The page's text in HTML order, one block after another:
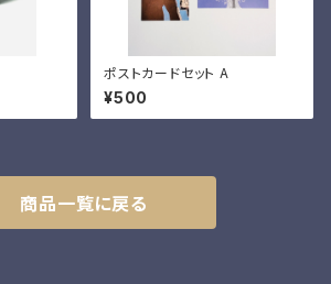
ポストカードセット A
¥500
商品一覧に戻る